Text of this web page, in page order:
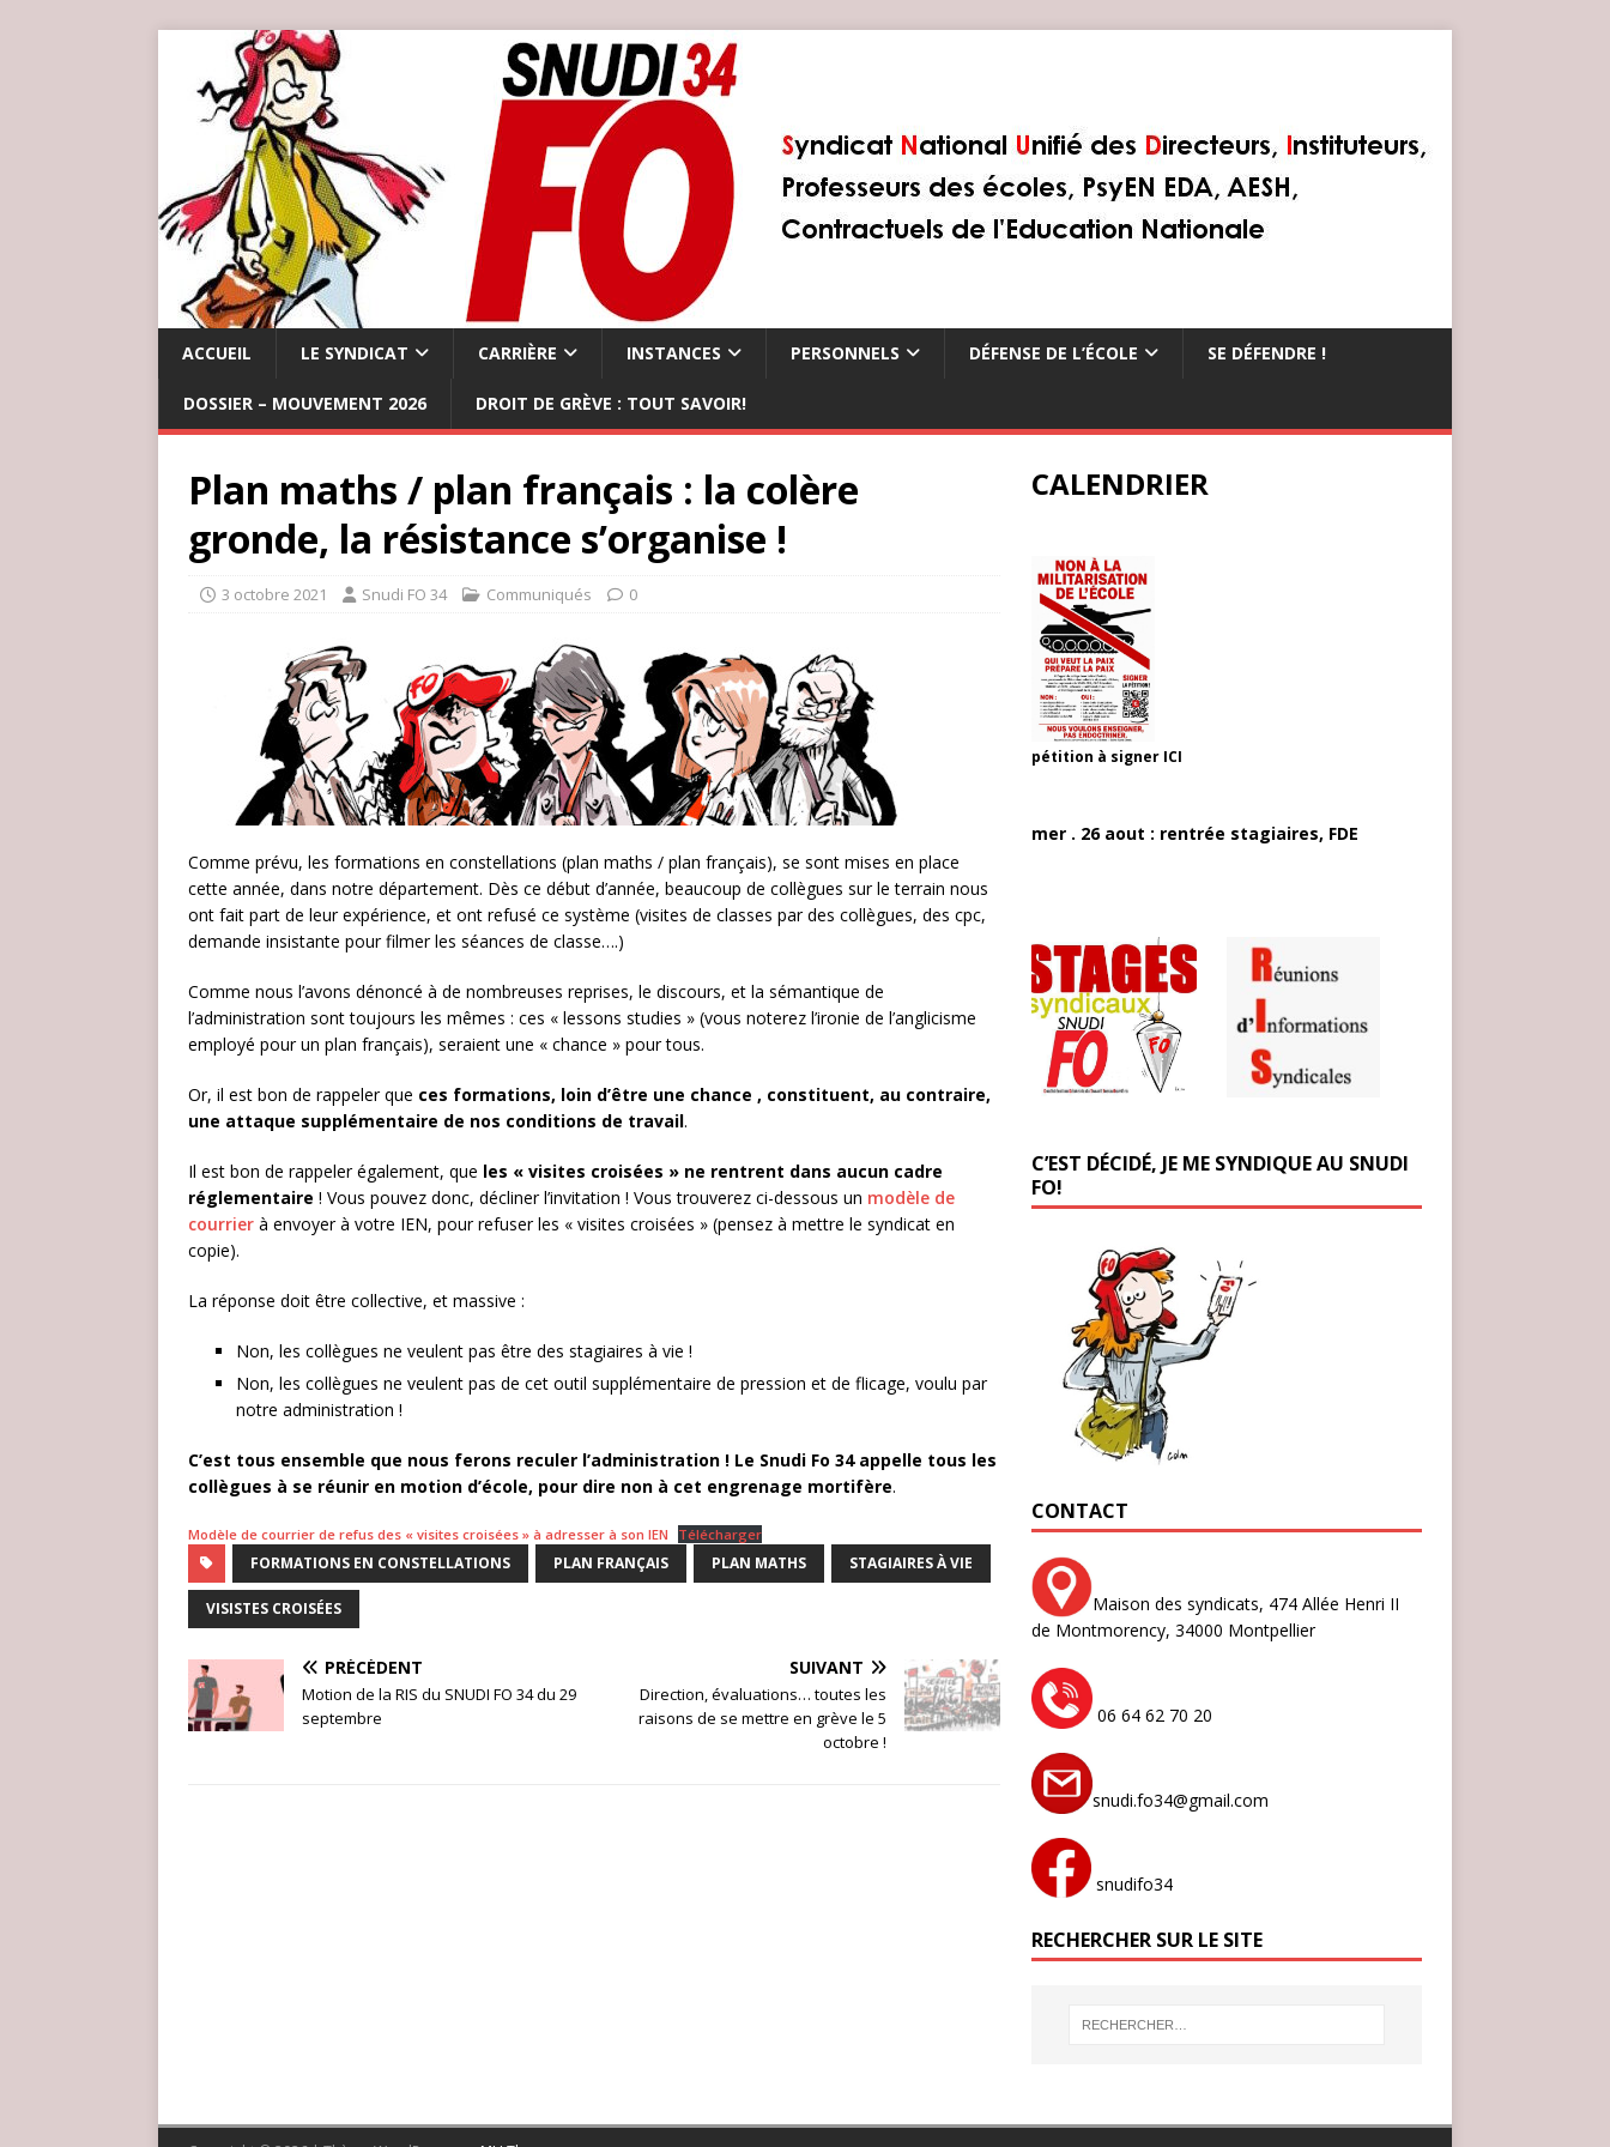
ACCUEIL LE SYNDICAT CARRIÈRE INSTANCES PERSONNELS DÉFENSE DE L’ÉCOLE SE DÉFENDRE !
DOSSIER – MOUVEMENT 2026 DROIT DE GRÈVE : TOUT SAVOIR!
Plan maths / plan français : la colère
gronde, la résistance s’organise !
3 octobre 2021 Snudi FO 34 Communiqués 0
Comme prévu, les formations en constellations (plan maths / plan français), se sont mises en place
cette année, dans notre département. Dès ce début d’année, beaucoup de collègues sur le terrain nous
ont fait part de leur expérience, et ont refusé ce système (visites de classes par des collègues, des cpc,
demande insistante pour filmer les séances de classe….)
Comme nous l’avons dénoncé à de nombreuses reprises, le discours, et la sémantique de
l’administration sont toujours les mêmes : ces « lessons studies » (vous noterez l’ironie de l’anglicisme
employé pour un plan français), seraient une « chance » pour tous.
Or, il est bon de rappeler que ces formations, loin d’être une chance , constituent, au contraire,
une attaque supplémentaire de nos conditions de travail.
Il est bon de rappeler également, que les « visites croisées » ne rentrent dans aucun cadre
réglementaire ! Vous pouvez donc, décliner l’invitation ! Vous trouverez ci-dessous un modèle de
courrier à envoyer à votre IEN, pour refuser les « visites croisées » (pensez à mettre le syndicat en
copie).
La réponse doit être collective, et massive :
Non, les collègues ne veulent pas être des stagiaires à vie !
Non, les collègues ne veulent pas de cet outil supplémentaire de pression et de flicage, voulu par
notre administration !
C’est tous ensemble que nous ferons reculer l’administration ! Le Snudi Fo 34 appelle tous les
collègues à se réunir en motion d’école, pour dire non à cet engrenage mortifère.
Modèle de courrier de refus des « visites croisées » à adresser à son IEN Télécharger
FORMATIONS EN CONSTELLATIONS PLAN FRANÇAIS PLAN MATHS STAGIAIRES À VIE
VISISTES CROISÉES
PRÉCÉDENT
Motion de la RIS du SNUDI FO 34 du 29
septembre
SUIVANT
Direction, évaluations… toutes les
raisons de se mettre en grève le 5
octobre !
CALENDRIER
pétition à signer ICI
mer . 26 aout : rentrée stagiaires, FDE
C’EST DÉCIDÉ, JE ME SYNDIQUE AU SNUDI
FO!
CONTACT
Maison des syndicats, 474 Allée Henri II
de Montmorency, 34000 Montpellier
06 64 62 70 20
snudi.fo34@gmail.com
snudifo34
RECHERCHER SUR LE SITE